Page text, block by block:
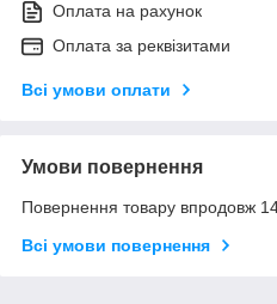
Оплата на рахунок
Оплата за реквізитами
Всі умови оплати
Умови повернення
Повернення товару впродовж
Всі умови повернення